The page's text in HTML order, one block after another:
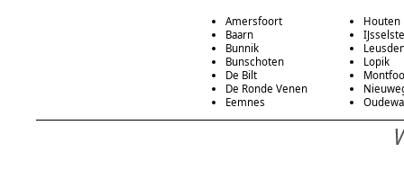
Amersfoort
Baarn
Bunnik
Bunschoten
De Bilt
De Ronde Venen
Eemnes
Houten
Lopik